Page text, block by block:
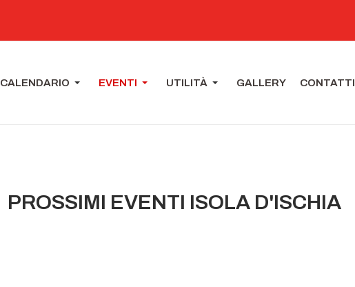
CALENDARIO EVENTI UTILITÀ GALLERY CONTATTI
PROSSIMI EVENTI ISOLA D'ISCHIA